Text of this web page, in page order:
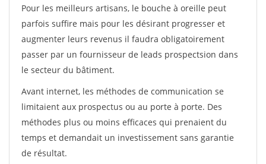
Pour les meilleurs artisans, le bouche à oreille peut
parfois suffire mais pour les désirant progresser et
augmenter leurs revenus il faudra obligatoirement
passer par un fournisseur de leads prospectsion dans
le secteur du bâtiment.
Avant internet, les méthodes de communication se
limitaient aux prospectus ou au porte à porte. Des
méthodes plus ou moins efficaces qui prenaient du
temps et demandait un investissement sans garantie
de résultat.